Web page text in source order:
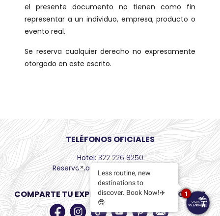
el presente documento no tienen como fin
representar a un individuo, empresa, producto o
evento real.
Se reserva cualquier derecho no expresamente
otorgado en este escrito.
TELÉFONOS OFICIALES
Hotel: 322 226 8250
Reservaciones
: +52 55 8526 6436
COMPARTE TU EXPERIENCIA EN REDES SOCIALES
×
Less routine, new
destinations to
discover. Book Now!✈️
😎
1